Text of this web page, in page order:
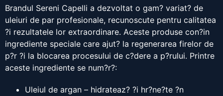
Brandul Sereni Capelli a dezvoltat o gam? variat? de
uleiuri de par profesionale, recunoscute pentru calitatea
?i rezultatele lor extraordinare. Aceste produse con?in
ingrediente speciale care ajut? la regenerarea firelor de
p?r ?i la blocarea procesului de c?dere a p?rului. Printre
aceste ingrediente se num?r?:
Uleiul de argan – hidrateaz? ?i hr?ne?te ?n